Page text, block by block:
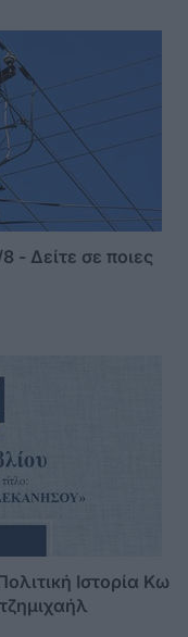
- Δείτε σε ποιες
Ιστορία Κω